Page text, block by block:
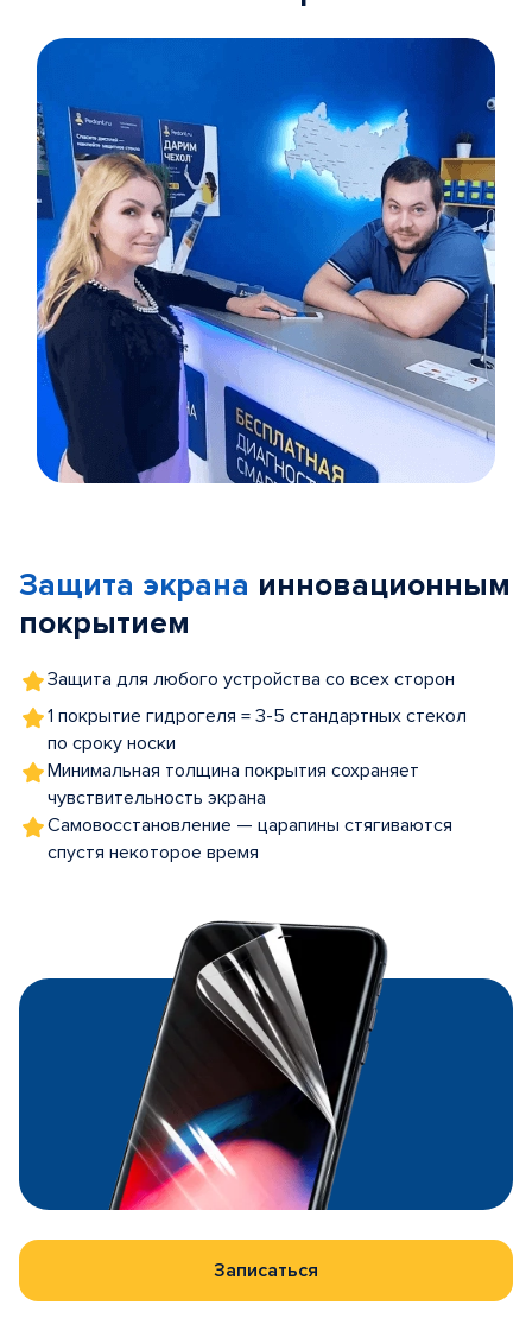
5
Защита экрана инновационным
покрытием
Защита для любого устройства со всех сторон
1 покрытие гидрогеля = 3-5 стандартных стекол
по сроку носки
Минимальная толщина покрытия сохраняет
чувствительность экрана
Самовосстановление — царапины стягиваются
спустя некоторое время
Записаться